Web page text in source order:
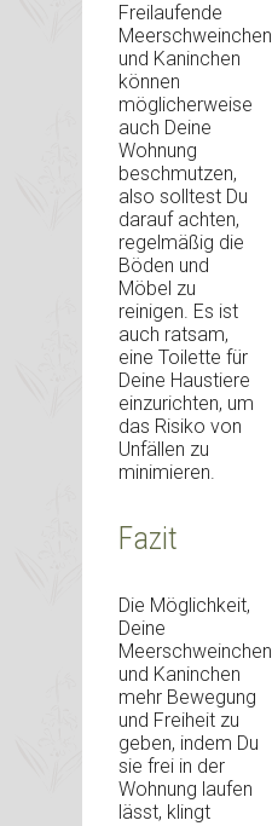
Freilaufende
Meerschweinchen
und Kaninchen
können
möglicherweise
auch Deine
Wohnung
beschmutzen,
also solltest Du
darauf achten,
regelmäßig die
Böden und
Möbel zu
reinigen. Es ist
auch ratsam,
eine Toilette für
Deine Haustiere
einzurichten, um
das Risiko von
Unfällen zu
minimieren.
Fazit
Die Möglichkeit,
Deine
Meerschweinchen
und Kaninchen
mehr Bewegung
und Freiheit zu
geben, indem Du
sie frei in der
Wohnung laufen
lässt, klingt